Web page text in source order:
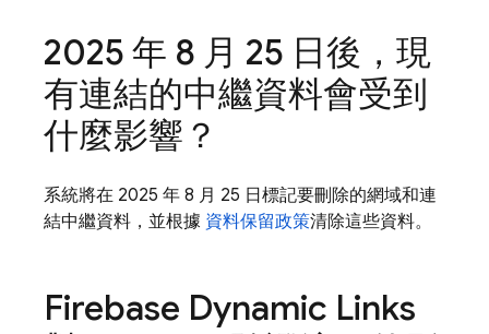
2025 年 8 月 25 日後，現
有連結的中繼資料會受到
什麼影響？
系統將在 2025 年 8 月 25 日標記要刪除的網域和連
結中繼資料，並根據 資料保留政策清除這些資料。
Firebase Dynamic Links